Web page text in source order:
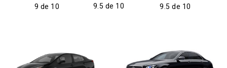
9 de 10 9.5 de 10 9.5 de 10